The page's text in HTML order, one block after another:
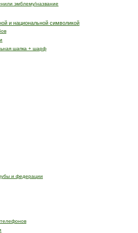
эмблему/название
и национальной символикой
шапка + шарф
и федерации